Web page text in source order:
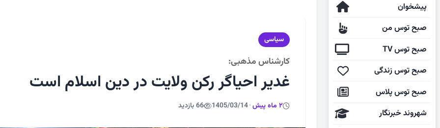
پیشخوان
صبح توس من
صبح توس TV
صبح توس زندگی
صبح توس پلاس
شهروند خبرنگار
سیاسی
کارشناس مذهبی:
غدیر احیاگر رکن ولایت در دین اسلام است
2 ماه پیش ·
1405/03/14 66 بازدید